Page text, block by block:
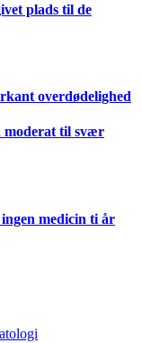
plads til de
overdødelighed
moderat til svær
medicin ti år